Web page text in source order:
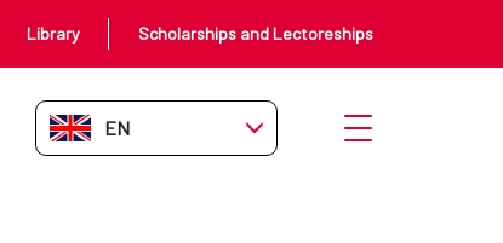
Library Scholarships and Lectoreships
EN-GB Open menu